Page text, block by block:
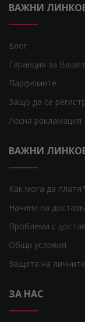
ВАЖНИ
Блог
Гаранция за
Парфюмите
Защо да се
Лесна рекламация
ВАЖНИ
Как мога да платя?
Начини на
Проблеми с
Общи условия
Защита на
ЗА НАС